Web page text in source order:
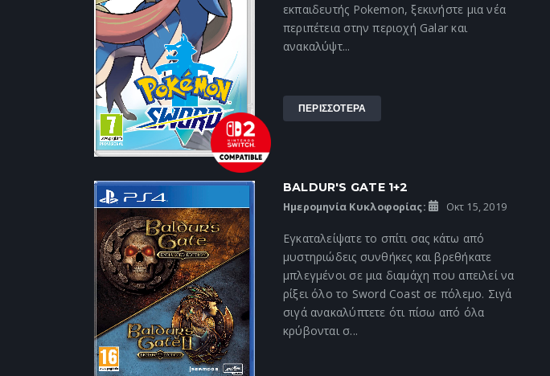
εκπαιδευτής Pokemon, ξεκινήστε μια νέα
περιπέτεια στην περιοχή Galar και
ανακαλύψτ...
ΠΕΡΙΣΣΟΤΕΡΑ
BALDUR'S GATE 1+2
Ημερομηνία Κυκλοφορίας: Οκτ 15, 2019
Εγκαταλείψατε το σπίτι σας κάτω από
μυστηριώδεις συνθήκες και βρεθήκατε
μπλεγμένοι σε μια διαμάχη που απειλεί να
ρίξει όλο το Sword Coast σε πόλεμο. Σιγά
σιγά ανακαλύπτετε ότι πίσω από όλα
κρύβονται σ...